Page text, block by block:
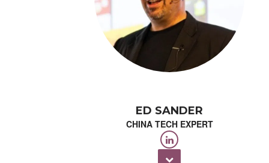
ED SANDER
CHINA TECH EXPERT